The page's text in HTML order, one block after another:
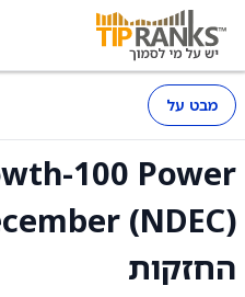
מבט על
100 Power
החזקות